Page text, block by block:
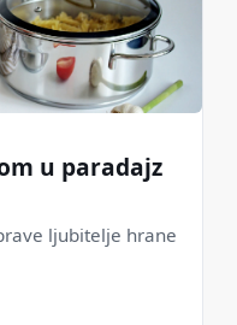
u paradajz
ljubitelje hrane